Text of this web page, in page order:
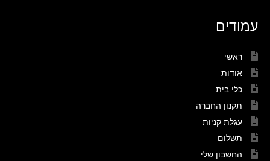
עמודים
ראשי
אודות
כלי בית
תקנון החברה
עגלת קניות
תשלום
החשבון שלי